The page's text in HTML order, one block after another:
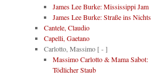
James Lee Burke: Mississippi Jam
James Lee Burke: Straße ins Nichts
Cantele, Claudio
Capelli, Gaetano
Carlotto, Massimo [ - ]
Massimo Carlotto & Mama Sabot:
Tödlicher Staub